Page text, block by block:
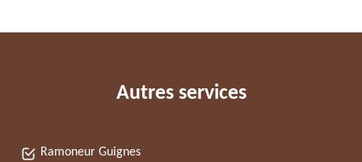
Autres services
Ramoneur Guignes